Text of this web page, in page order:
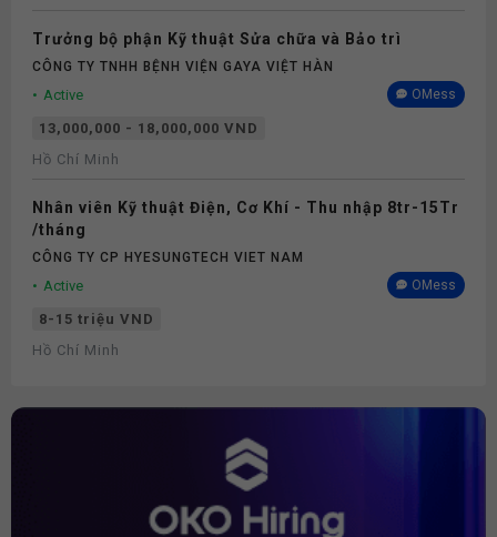
Trưởng bộ phận Kỹ thuật Sửa chữa và Bảo trì
CÔNG TY TNHH BỆNH VIỆN GAYA VIỆT HÀN
Active OMess
13,000,000 - 18,000,000 VND
Hồ Chí Minh
Nhân viên Kỹ thuật Điện, Cơ Khí - Thu nhập 8tr-15Tr
/tháng
CÔNG TY CP HYESUNGTECH VIET NAM
Active OMess
8-15 triệu VND
Hồ Chí Minh